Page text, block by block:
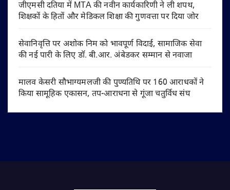
जीएमसी दतिया में MTA की नवीन कार्यकारिणी ने ली शपथ,
शिक्षकों के हितों और मेडिकल शिक्षा की गुणवत्ता पर दिया जोर
सेवानिवृत्ति पर अशोक निम को भावपूर्ण विदाई, सामाजिक सेवा
की नई पारी के लिए डॉ. बी.आर. अंबेडकर सम्मान से नवाजा
मालव केसरी सौभाग्यमलजी की पुण्यतिथि पर 160 आराधकों ने
किया सामूहिक एकासन, तप-आराधना से गूंजा चतुर्विध संघ